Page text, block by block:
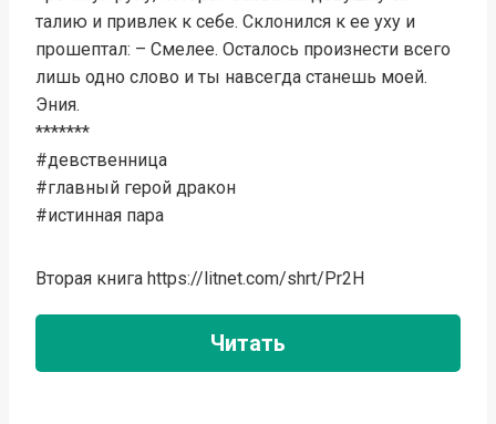
талию и привлек к себе. Склонился к ее уху и
прошептал: – Смелее. Осталось произнести всего
лишь одно слово и ты навсегда станешь моей.
Эния.
*******
#девственница
#главный герой дракон
#истинная пара
Вторая книга https://litnet.com/shrt/Pr2H
Читать